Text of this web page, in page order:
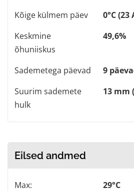
Kõige külmem päev
0°C
Keskmine
õhuniiskus
49,6%
Sademetega päevad
9
Suurim sademete
hulk
13 mm
Eilsed andmed
Max:
29°C